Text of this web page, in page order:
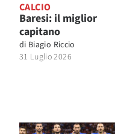
CALCIO
Baresi: il miglior
capitano
di Biagio Riccio
31 Luglio 2026